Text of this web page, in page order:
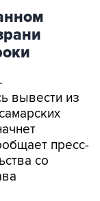
вывести из
пресс-
со